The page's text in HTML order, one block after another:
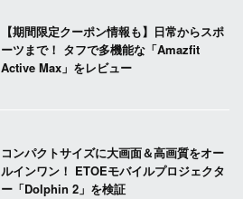
【期間限定クーポン情報も】日常からスポ
ーツまで！ タフで多機能な「Amazfit
Active Max」をレビュー
コンパクトサイズに大画面＆高画質をオー
ルインワン！ ETOEモバイルプロジェクタ
ー「Dolphin 2」を検証